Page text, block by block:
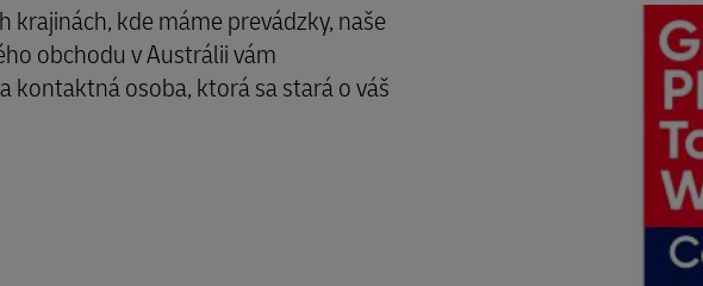
krajinách, kde máme prevádzky, naše
obchodu v Austrálii vám
kontaktná osoba, ktorá sa stará o váš